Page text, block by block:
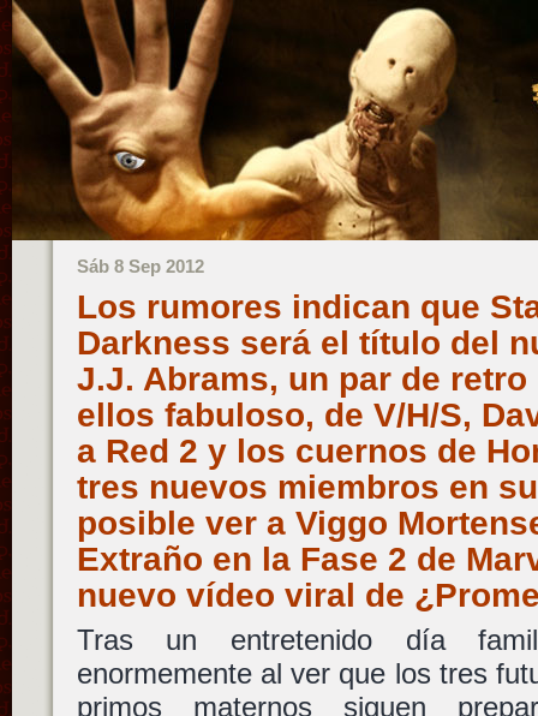
Sáb 8 Sep 2012
Los rumores indican que
Darkness será el título del
J.J. Abrams, un par de
ellos fabuloso, de V/H/S,
a Red 2 y los cuernos de
tres nuevos miembros en
posible ver a Viggo
Extraño en la Fase 2 de
nuevo vídeo viral de
Tras un entretenido día
enormemente al ver que los tres
primos maternos siguen